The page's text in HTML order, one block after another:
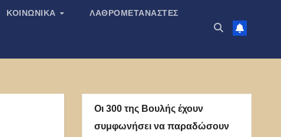
ΚΟΙΝΩΝΙΚΑ ΛΑΘΡΟΜΕΤΑΝΑΣΤΕΣ
Οι 300 της Βουλής έχουν
συμφωνήσει να παραδώσουν